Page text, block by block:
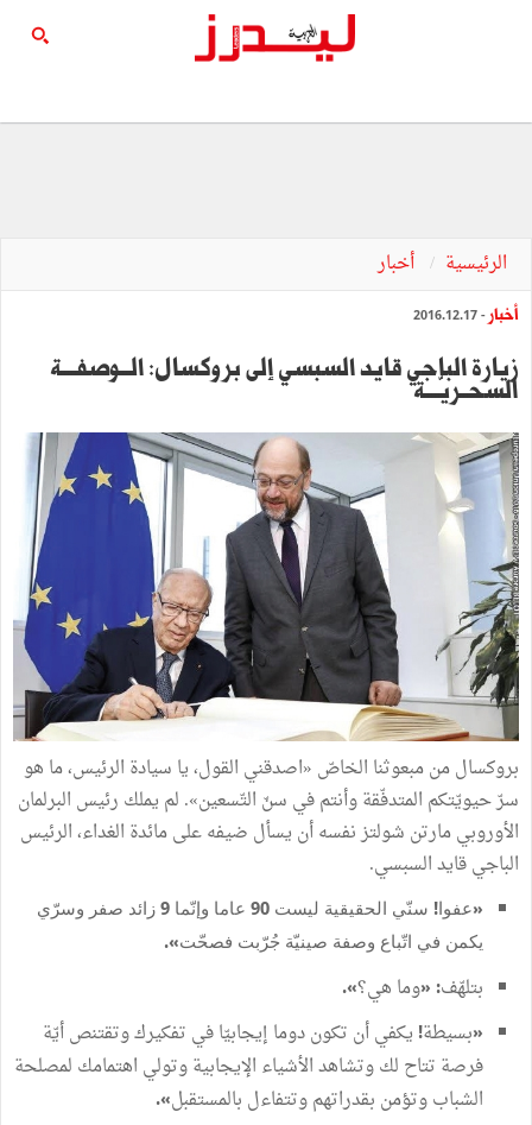
الرئيسية أخبار
أخبار - 2016.12.17
زيارة الباجي قايد السبسي إلى بروكسال: الـــوصفــــة
السحــريّــــة
بروكسالمنمبعوثنا الخاصّ «اصدقني القول،يا سيادة الرئيس،ما هو
سرّحيويّتكم المتدفّقةوأنتمفي سنّ التّسعين»
. لم يملك رئيس البرلمان
الأوروبيمارتن شولتزنفسهأن يسأل ضيفهعلىمائدة الغداء،الرئيس
الباجيقايدالسبسي.
«عفوا! سنّي الحقيقية ليست 90 عاما وإنّما 9 زائد صفر وسرّي
يكمن في اتّباع وصفة صينيّة جُرّبت فصحّت»
.
بتلهّف:
«وما هي؟»
.
«بسيطة! يكفيأن تكوندوما إيجابيّافي تفكيركوتقتنصأيّة
فرصة تتاح لكوتشاهدالأشياء الإيجابيةوتولي اهتمامك لمصلحة
الشبابوتؤمن بقدراتهموتتفاءل بالمستقبل»
.